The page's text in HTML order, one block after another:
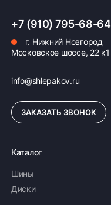
+7 (910) 795-68-64
г. Нижний Новгород
Московское шоссе, 22 к1
info@shlepakov.ru
ЗАКАЗАТЬ ЗВОНОК
Каталог
Шины
Диски